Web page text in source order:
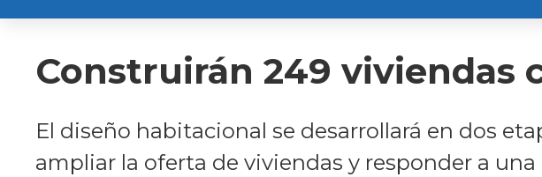
Construirán 249
El diseño habitacional se desarrollará en dos
ampliar la oferta de viviendas y responder a